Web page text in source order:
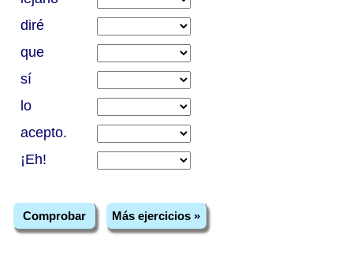
diré
que
sí
lo
acepto.
¡Eh!
Comprobar Más ejercicios »